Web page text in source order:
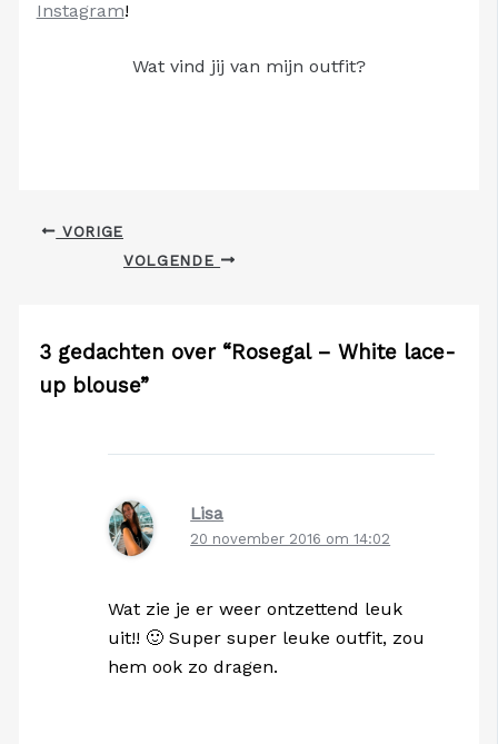
Instagram!
Wat vind jij van mijn outfit?
VORIGE
VOLGENDE
3 gedachten over “Rosegal – White lace-
up blouse”
Lisa
20 november 2016 om 14:02
Wat zie je er weer ontzettend leuk
uit!! 🙂 Super super leuke outfit, zou
hem ook zo dragen.